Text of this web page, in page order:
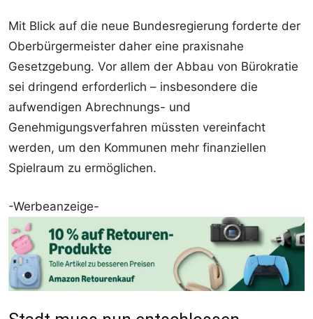
Mit Blick auf die neue Bundesregierung forderte der
Oberbürgermeister daher eine praxisnahe
Gesetzgebung. Vor allem der Abbau von Bürokratie
sei dringend erforderlich – insbesondere die
aufwendigen Abrechnungs- und
Genehmigungsverfahren müssten vereinfacht
werden, um den Kommunen mehr finanziellen
Spielraum zu ermöglichen.
-Werbeanzeige-